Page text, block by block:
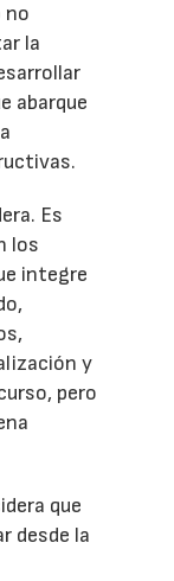
no
la
abarque
Es
los
integre
y
pero
que
desde la